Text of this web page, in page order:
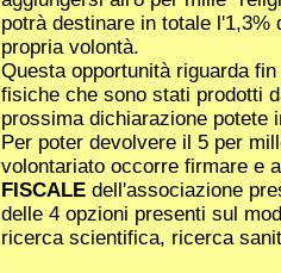
potrà destinare in totale l'1,3%
propria volontà.
Questa opportunità riguarda
fisiche che sono stati prodotti
prossima dichiarazione potete
Per poter devolvere il 5 per
volontariato occorre firmare e
FISCALEdell'associazione
delle 4 opzioni presenti sul
ricerca scientifica, ricerca